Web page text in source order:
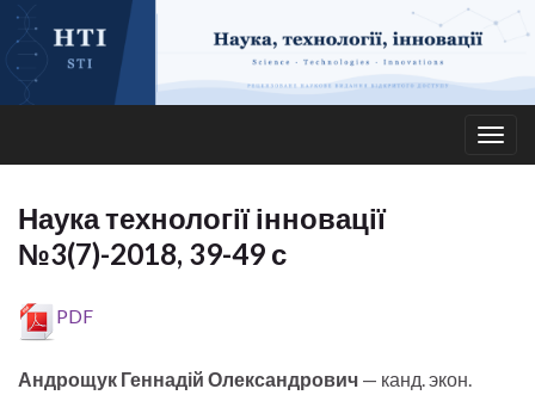
Наука технології інновації
№3(7)-2018, 39-49 с
PDF
Андрощук Геннадій Олександрович — канд. экон.